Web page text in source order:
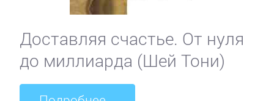
Доставляя счастье. От нуля
до миллиарда (Шей Тони)